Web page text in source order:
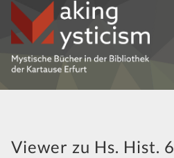
Zur
Navigation
springen
Zum
Inhalt
springen
Viewer zu Hs. Hist. 6